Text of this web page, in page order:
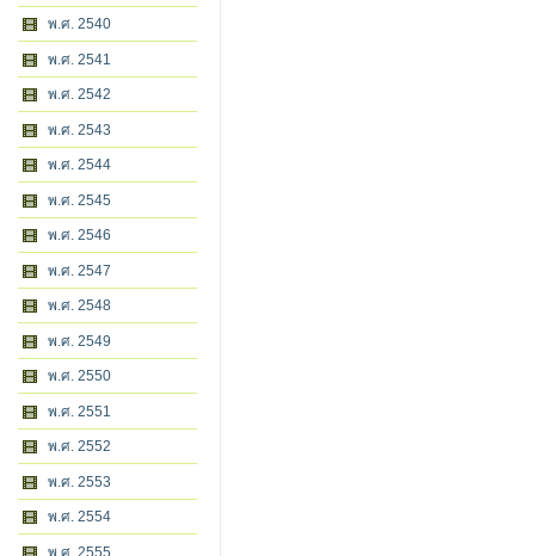
พ.ศ. 2540
พ.ศ. 2541
พ.ศ. 2542
พ.ศ. 2543
พ.ศ. 2544
พ.ศ. 2545
พ.ศ. 2546
พ.ศ. 2547
พ.ศ. 2548
พ.ศ. 2549
พ.ศ. 2550
พ.ศ. 2551
พ.ศ. 2552
พ.ศ. 2553
พ.ศ. 2554
พ.ศ. 2555